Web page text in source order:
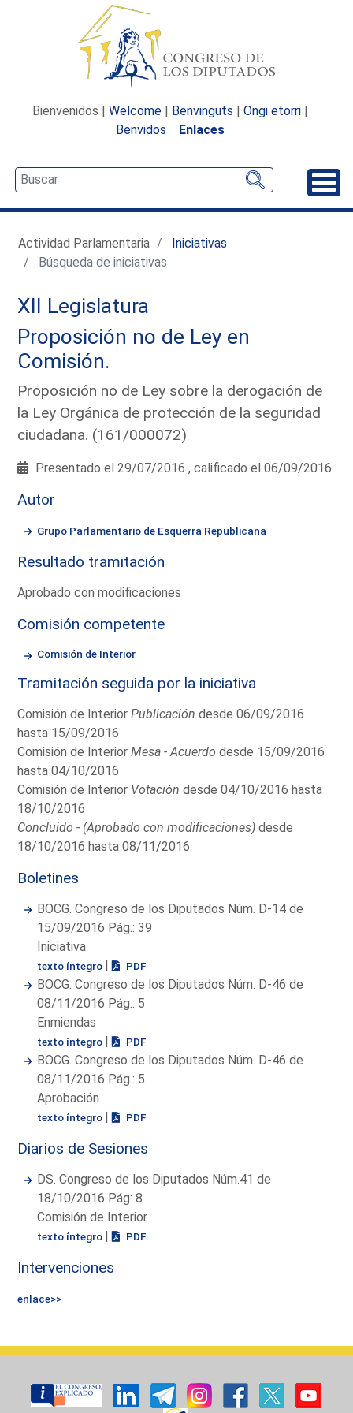
Bienvenidos | Welcome | Benvinguts | Ongi etorri |
Benvidos
Enlaces
Actividad Parlamentaria
Iniciativas
Búsqueda de iniciativas
XII Legislatura
Proposición no de Ley en
Comisión.
Proposición no de Ley sobre la derogación de
la Ley Orgánica de protección de la seguridad
ciudadana. (161/000072)
Presentado el 29/07/2016 , calificado el 06/09/2016
Autor
Grupo Parlamentario de Esquerra Republicana
Resultado tramitación
Aprobado con modificaciones
Comisión competente
Comisión de Interior
Tramitación seguida por la iniciativa
Comisión de InteriorPublicación desde 06/09/2016
hasta 15/09/2016
Comisión de InteriorMesa - Acuerdo desde 15/09/2016
hasta 04/10/2016
Comisión de Interior Votación desde 04/10/2016 hasta
18/10/2016
Concluido - (Aprobado con modificaciones) desde
18/10/2016 hasta 08/11/2016
Boletines
BOCG. Congreso de los Diputados Núm. D-14 de
15/09/2016 Pág.: 39
Iniciativa
texto íntegro | PDF
BOCG. Congreso de los Diputados Núm. D-46 de
08/11/2016 Pág.: 5
Enmiendas
texto íntegro | PDF
BOCG. Congreso de los Diputados Núm. D-46 de
08/11/2016 Pág.: 5
Aprobación
texto íntegro | PDF
Diarios de Sesiones
DS. Congreso de los Diputados Núm.41 de
18/10/2016 Pág: 8
Comisión de Interior
texto íntegro | PDF
Intervenciones
enlace>>